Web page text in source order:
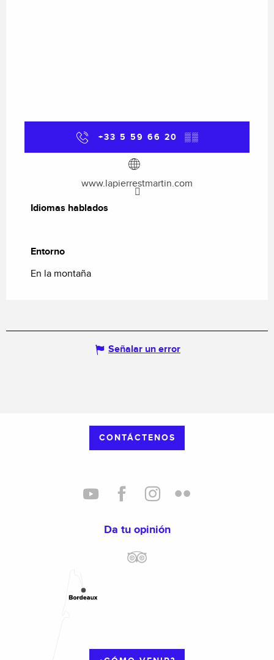
+33 5 59 66 20 ▒▒
www.lapierrestmartin.com
Idiomas hablados
Idiomas hablados
Entorno
Entorno
En la montaña
Señalar un error
CONTÁCTENOS
Da tu opinión